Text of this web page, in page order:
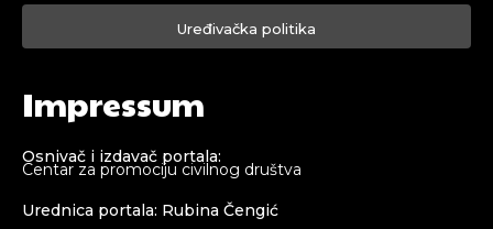
Uređivačka politika
Impressum
Osnivač i izdavač portala:
Centar za promociju civilnog društva
Urednica portala: Rubina Čengić